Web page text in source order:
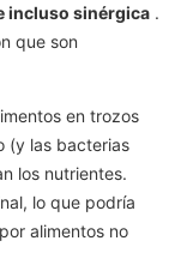
incluso sinérgica .
que son
en trozos
(y las bacterias
los nutrientes.
lo que podría
alimentos no